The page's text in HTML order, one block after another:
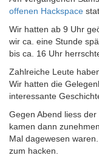
offenen Hackspace
Wir hatten ab 9 Uhr
wir ca. eine Stunde
bis ca. 16 Uhr
Zahlreiche Leute
Wir hatten die
interessante
Gegen Abend liess
kamen dann
Mal dagewesen
zum hacken.